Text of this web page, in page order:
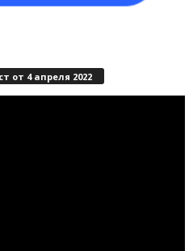
от 4 апреля 2022